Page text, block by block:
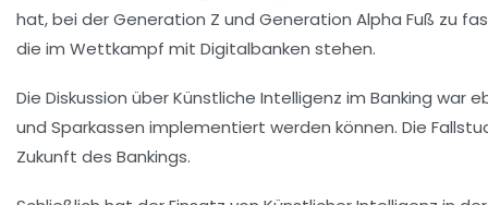
hat, bei derGeneration Z und Generation Alpha Fuß zu
die im Wettkampf mit Digitalbanken stehen.
Die Diskussion überKünstliche Intelligenz im Banking war
und Sparkassen implementiert werden können. Die
Zukunft des Bankings.